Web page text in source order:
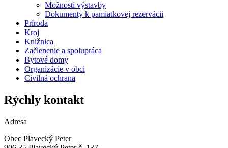
Možnosti výstavby
Dokumenty k pamiatkovej rezervácii
Príroda
Kroj
Knižnica
Začlenenie a spolupráca
Bytové domy
Organizácie v obci
Civilná ochrana
Rýchly kontakt
Adresa
Obec Plavecký Peter